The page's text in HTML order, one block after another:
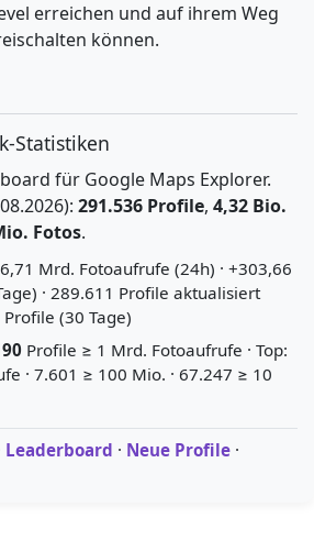
erreichen und auf ihrem Weg
können.
Statistiken
für Google Maps Explorer.
291.536 Profile, 4,32 Bio.
Fotos.
Mrd. Fotoaufrufe (24h) · +303,66
· 289.611 Profile aktualisiert
(30 Tage)
Profile ≥ 1 Mrd. Fotoaufrufe · Top:
· 7.601 ≥ 100 Mio. · 67.247 ≥ 10
Leaderboard · Neue Profile ·